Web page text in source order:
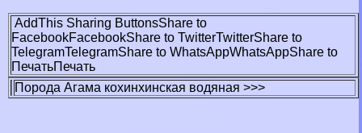
AddThis Sharing ButtonsShare to
FacebookFacebookShare to TwitterTwitterShare to
TelegramTelegramShare to WhatsAppWhatsAppShare to
ПечатьПечать
Порода Агама кохинхинская водяная >>>